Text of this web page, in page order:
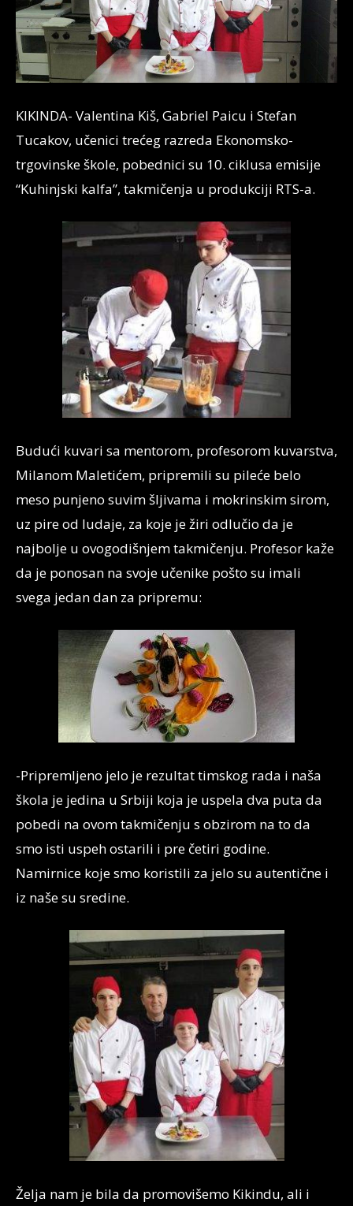
KIKINDA- Valentina Kiš, Gabriel Paicu i Stefan
Tucakov, učenici trećeg razreda Ekonomsko-
trgovinske škole, pobednici su 10. ciklusa emisije
“Kuhinjski kalfa”, takmičenja u produkciji RTS-a.
Budući kuvari sa mentorom, profesorom kuvarstva,
Milanom Maletićem, pripremili su pileće belo
meso punjeno suvim šljivama i mokrinskim sirom,
uz pire od ludaje, za koje je žiri odlučio da je
najbolje u ovogodišnjem takmičenju. Profesor kaže
da je ponosan na svoje učenike pošto su imali
svega jedan dan za pripremu:
-Pripremljeno jelo je rezultat timskog rada i naša
škola je jedina u Srbiji koja je uspela dva puta da
pobedi na ovom takmičenju s obzirom na to da
smo isti uspeh ostarili i pre četiri godine.
Namirnice koje smo koristili za jelo su autentične i
iz naše su sredine.
Želja nam je bila da promovišemo Kikindu, ali i